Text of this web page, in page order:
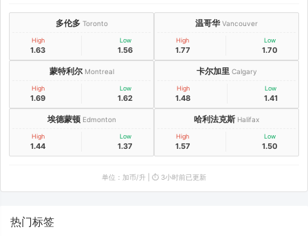
多伦多 Toronto
High
1.63
Low
1.56
温哥华 Vancouver
High
1.77
Low
1.70
蒙特利尔 Montreal
High
1.69
Low
1.62
卡尔加里 Calgary
High
1.48
Low
1.41
埃德蒙顿 Edmonton
High
1.44
Low
1.37
哈利法克斯 Halifax
High
1.57
Low
1.50
单位：加币/升 | ⏱️ 3小时前已更新
热门标签